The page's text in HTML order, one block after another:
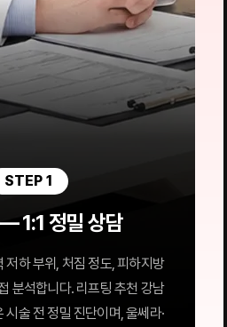
STEP 1
1:1 정밀 상담
저하 부위, 처짐 정도, 피하지방
분석합니다. 리프팅 추천 강남
술 전 정밀 진단이며, 울쎄라·